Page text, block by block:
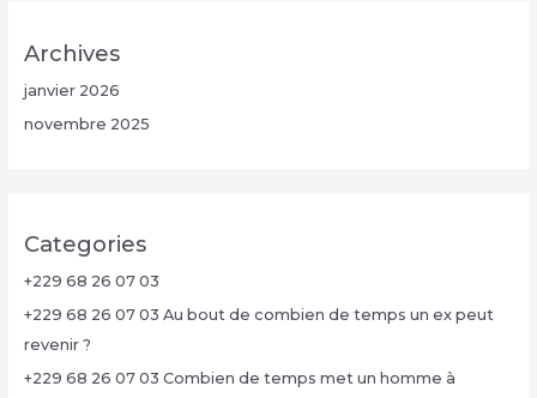
Archives
janvier 2026
novembre 2025
Categories
+229 68 26 07 03
+229 68 26 07 03 Au bout de combien de temps un ex peut
revenir ?
+229 68 26 07 03 Combien de temps met un homme à